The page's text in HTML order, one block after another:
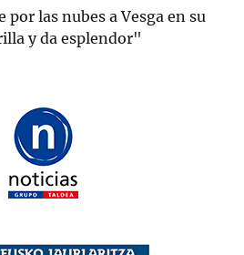
por las nubes a Vesga en su
y da esplendor"